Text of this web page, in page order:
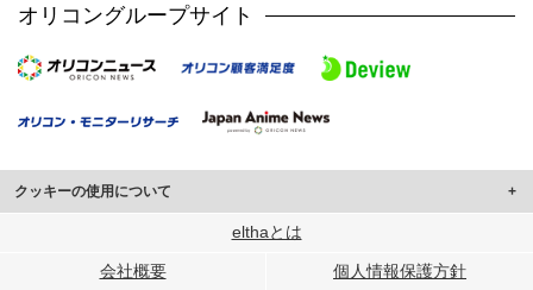
オリコングループサイト
クッキーの使用について
このサイトでは Cookie を使用して、ユーザーに合わせたコンテンツや広告の
行っています。
elthaとは
会社概要 個人情報保護方針